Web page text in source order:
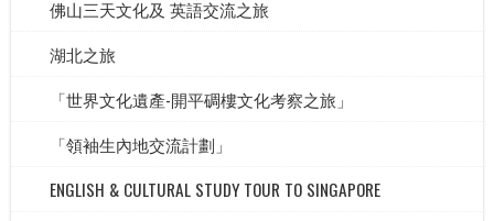
佛山三天文化及 英語交流之旅
湖北之旅
「世界文化遺產-開平碉樓文化考察之旅」
「領袖生內地交流計劃」
ENGLISH & CULTURAL STUDY TOUR TO SINGAPORE